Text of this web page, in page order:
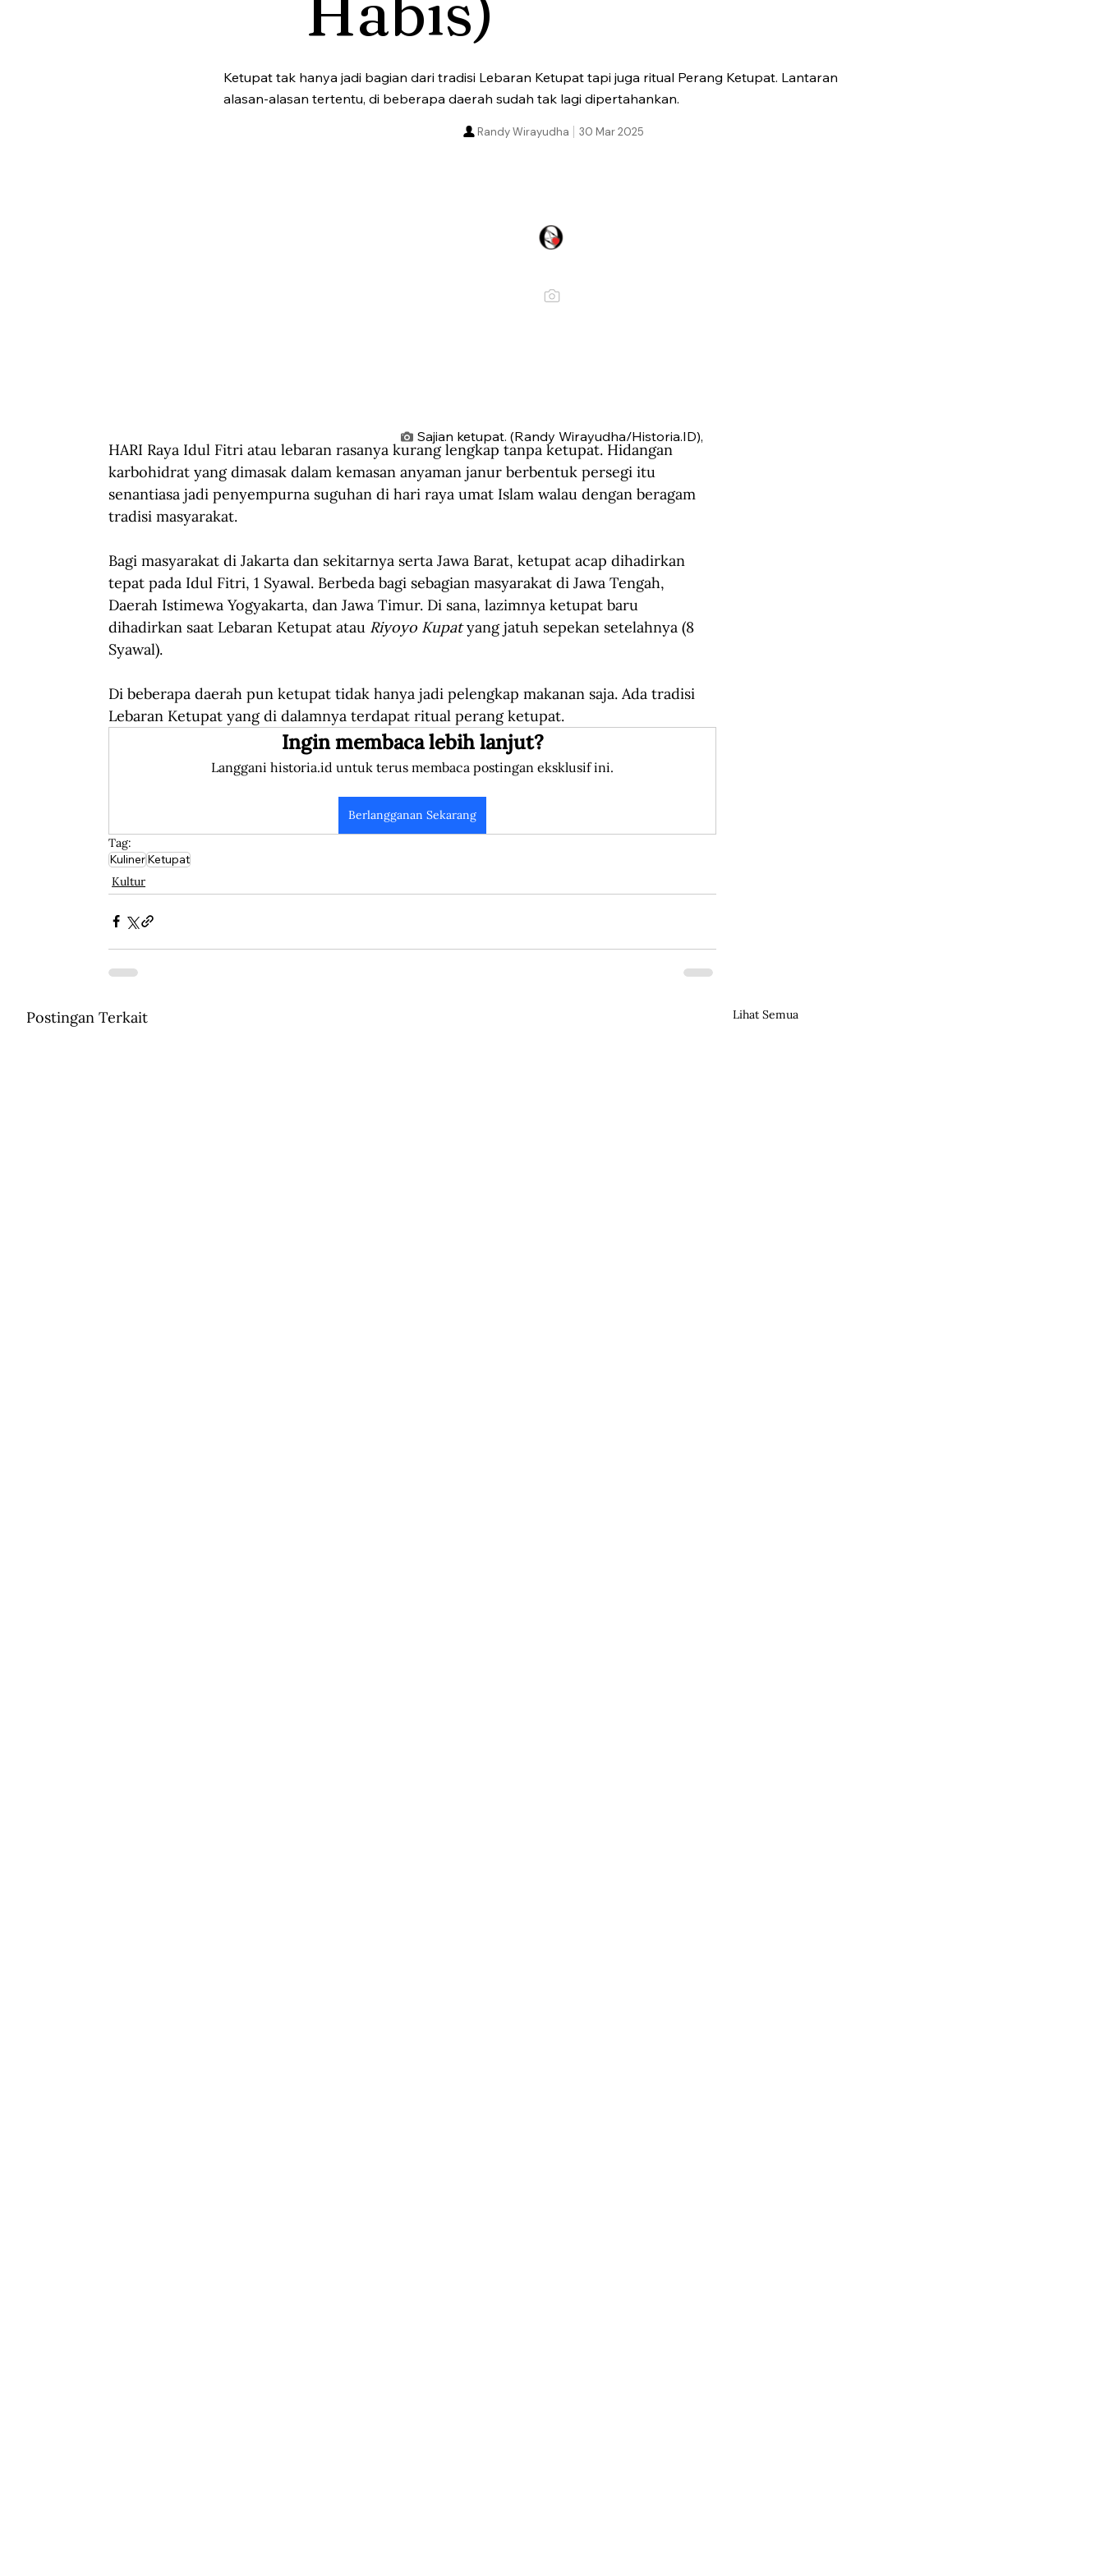
Ketupat tak hanya jadi bagian dari tradisi Lebaran Ketupat tapi juga ritual Perang Ketupat. Lantaran
alasan-alasan tertentu, di beberapa daerah sudah tak lagi dipertahankan.
30 Mar 2025
Randy Wirayudha
Sajian ketupat. (Randy Wirayudha/Historia.ID),
HARI Raya Idul Fitri atau lebaran rasanya kurang lengkap tanpa ketupat. Hidangan
karbohidrat yang dimasak dalam kemasan anyaman janur berbentuk persegi itu
senantiasa jadi penyempurna suguhan di hari raya umat Islam walau dengan beragam
tradisi masyarakat.
Bagi masyarakat di Jakarta dan sekitarnya serta Jawa Barat, ketupat acap dihadirkan
tepat pada Idul Fitri, 1 Syawal. Berbeda bagi sebagian masyarakat di Jawa Tengah,
Daerah Istimewa Yogyakarta, dan Jawa Timur. Di sana, lazimnya ketupat baru
dihadirkan saat Lebaran Ketupat atau Riyoyo Kupat yang jatuh sepekan setelahnya (8
Syawal).
Di beberapa daerah pun ketupat tidak hanya jadi pelengkap makanan saja. Ada tradisi
Lebaran Ketupat yang di dalamnya terdapat ritual perang ketupat.
Ingin membaca lebih lanjut?
Langgani historia.id untuk terus membaca postingan eksklusif ini.
Berlangganan Sekarang
Tag:
KulinerKetupat
Kultur
Postingan Terkait Lihat Semua